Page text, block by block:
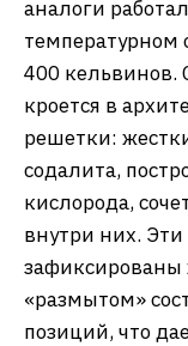
аналоги
400 кельвинов.
кроется в
решетки:
содалита,
кислорода,
внутри них.
зафиксированы
«размытом»
позиций, что